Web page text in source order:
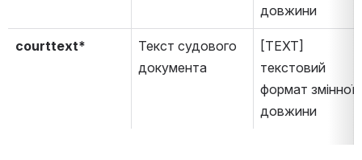
довжини
courttext*
Текст судового
документа
[TEXT]
текстовий
формат змінної
довжини